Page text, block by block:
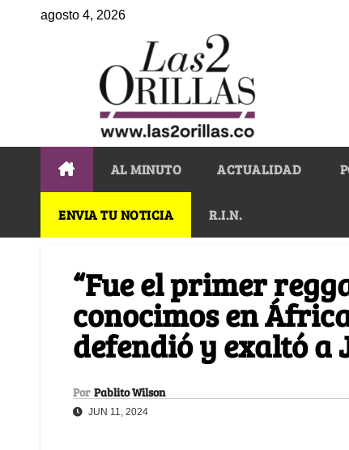
agosto 4, 2026
AL MINUTO ACTUALIDAD
ENVIA TU NOTICIA R.I.N.
“Fue el primer
conocimos en
defendió y exaltó a
Por Pablito Wilson
JUN 11, 2024